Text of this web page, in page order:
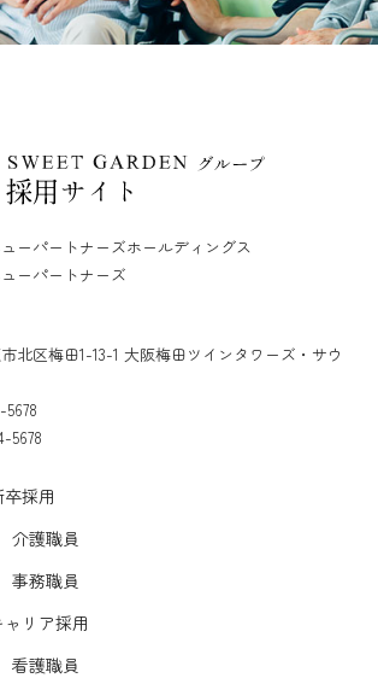
ーパートナーズホールディングス
ーパートナーズ
北区梅田1-13-1 大阪梅田ツインタワーズ・サウ
5678
卒採用
介護職員
事務職員
ャリア採用
看護職員